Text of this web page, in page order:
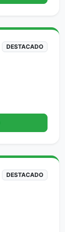
DESTACADO
DESTACADO